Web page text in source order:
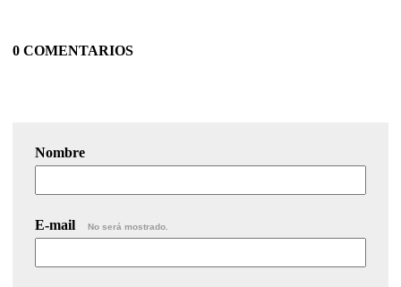
0 COMENTARIOS
Nombre
E-mail No será mostrado.